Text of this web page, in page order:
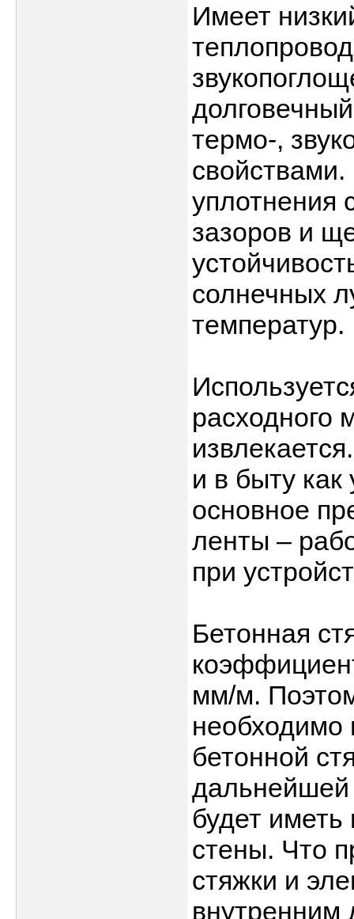
Имеет
термо-,
свойствами.
уплотнения
зазоров и
солнечных
температур.
расходного
и в быту
основное
ленты –
при
Бетонная
мм/м.
необходимо
бетонной
дальнейшей
будет
стены. Что
стяжки и